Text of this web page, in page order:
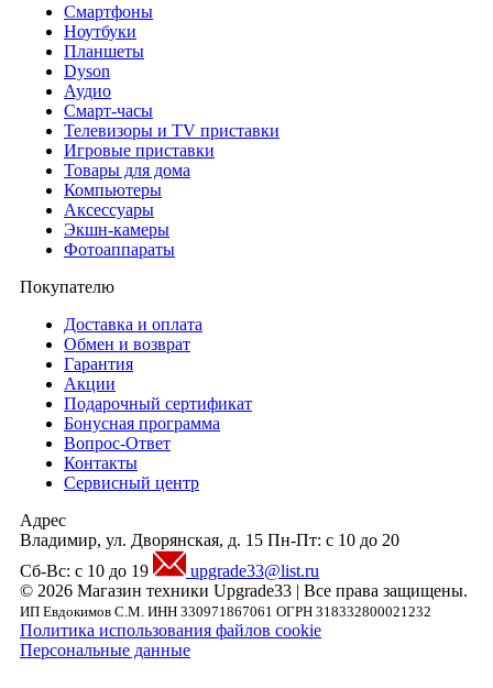
Смартфоны
Ноутбуки
Планшеты
Dyson
Аудио
Смарт-часы
Телевизоры и TV приставки
Игровые приставки
Товары для дома
Компьютеры
Аксесcуары
Экшн-камеры
Фотоаппараты
Покупателю
Доставка и оплата
Обмен и возврат
Гарантия
Акции
Подарочный сертификат
Бонусная программа
Вопрос-Ответ
Контакты
Сервисный центр
Адрес
Владимир, ул. Дворянская, д. 15 Пн-Пт: с 10 до 20
Сб-Вс: с 10 до 19
upgrade33@list.ru
© 2026 Магазин техники Upgrade33 | Все права защищены.
ИП Евдокимов С.М. ИНН 330971867061 ОГРН 318332800021232
Политика использования файлов cookie
Персональные данные